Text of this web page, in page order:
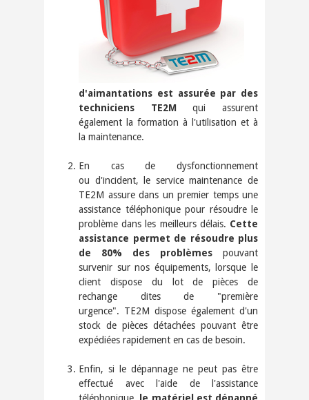
d'aimantations est assurée par des
techniciens TE2Mqui assurent
également la formation à l'utilisation et à
la maintenance.
En cas de dysfonctionnement
ou d'incident, le service maintenance de
TE2M assure dans un premier temps une
assistance téléphonique pour résoudre le
problème dans les meilleurs délais. Cette
assistance permet de résoudre plus
de 80% des problèmes pouvant
survenir sur nos équipements, lorsque le
client dispose du lot de pièces de
rechange dites de "première
urgence". TE2M dispose également d'un
stock de pièces détachées pouvant être
expédiées rapidement en cas de besoin.
Enfin, si le dépannage ne peut pas être
effectué avec l'aide de l'assistance